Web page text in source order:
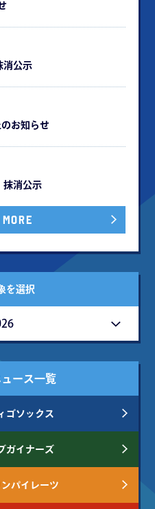
消公示
のお知らせ
消公示
を選択
ース一覧
ゴソックス
ガイナーズ
パイレーツ